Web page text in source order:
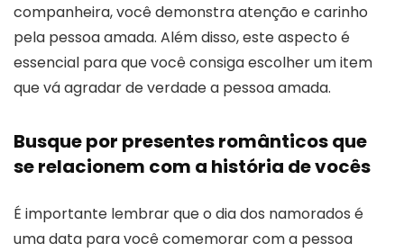
companheira, você demonstra atenção e carinho
pela pessoa amada. Além disso, este aspecto é
essencial para que você consiga escolher um item
que vá agradar de verdade a pessoa amada.
Busque por presentes românticos que
se relacionem com a história de vocês
É importante lembrar que o dia dos namorados é
uma data para você comemorar com a pessoa